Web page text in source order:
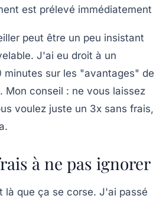
est prélevé immédiatement
peut être un peu insistant
J'ai eu droit à un
minutes sur les "avantages" de
Mon conseil : ne vous laissez
voulez juste un 3x sans frais,
à ne pas ignorer
là que ça se corse. J'ai passé